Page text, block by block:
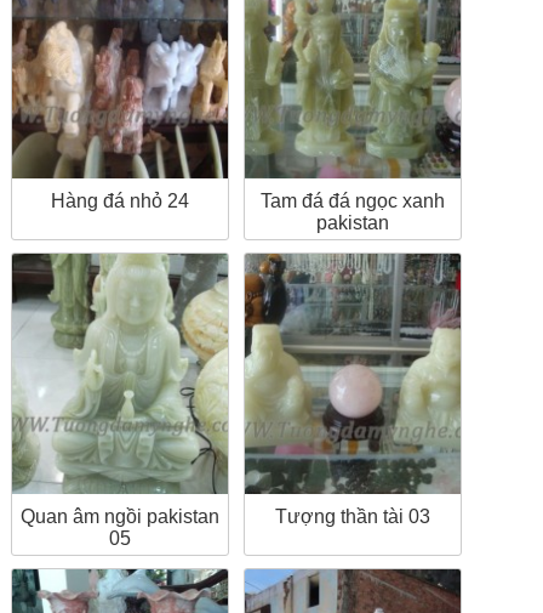
Hàng đá nhỏ 24
Tam đá đá ngọc xanh
pakistan
Quan âm ngồi pakistan
05
Tượng thần tài 03